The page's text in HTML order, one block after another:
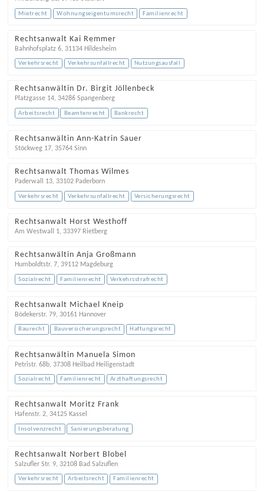
Mietrecht Wohnungseigentumsrecht Familienrecht
Rechtsanwalt Kai Remmer
Bahnhofsplatz 6, 31134 Hildesheim
Verkehrsrecht Verkehrsunfallrecht Nutzungsausfall
Rechtsanwältin Dr. Birgit Jöllenbeck
Platzgasse 14, 34286 Spangenberg
Arbeitsrecht Beamtenrecht Bankrecht
Rechtsanwältin Ann-Katrin Sauer
Stöckweg 17, 35764 Sinn
Rechtsanwalt Thomas Wilmes
Paderwall 13, 33102 Paderborn
Verkehrsrecht Verkehrsunfallrecht Versicherungsrecht
Rechtsanwalt Horst Westhoff
Am Westwall 1, 33397 Rietberg
Rechtsanwältin Anja Großmann
Humboldtstr. 7, 39112 Magdeburg
Sozialrecht Familienrecht Verkehrsstrafrecht
Rechtsanwalt Michael Kneip
Bödekerstr. 79, 30161 Hannover
Baurecht Bauversicherungsrecht Haftungsrecht
Rechtsanwältin Manuela Simon
Petristr. 68b, 37308 Heilbad Heiligenstadt
Sozialrecht Familienrecht Arzthaftungsrecht
Rechtsanwalt Moritz Frank
Hafenstr. 2, 34125 Kassel
Insolvenzrecht Sanierungsberatung
Rechtsanwalt Norbert Blobel
Salzufler Str. 9, 32108 Bad Salzuflen
Verkehrsrecht Arbeitsrecht Familienrecht